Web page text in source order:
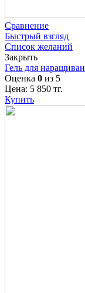
Сравнение
Быстрый взгляд
Список желаний
Закрыть
Гель для
Оценка 0 из 5
Цена: 5 850 тг.
Купить